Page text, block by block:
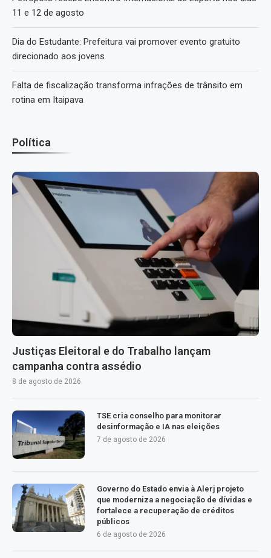
11 e 12 de agosto
Dia do Estudante: Prefeitura vai promover evento gratuito
direcionado aos jovens
Falta de fiscalização transforma infrações de trânsito em
rotina em Itaipava
Política
Justiças Eleitoral e do Trabalho lançam
campanha contra assédio
8 de agosto de 2026
TSE cria conselho para monitorar
desinformação e IA nas eleições
7 de agosto de 2026
Governo do Estado envia à Alerj projeto
que moderniza a negociação de dívidas e
fortalece a recuperação de créditos
públicos
6 de agosto de 2026